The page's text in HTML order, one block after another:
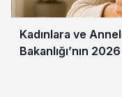
Kadınlara ve
Bakanlığı’nın